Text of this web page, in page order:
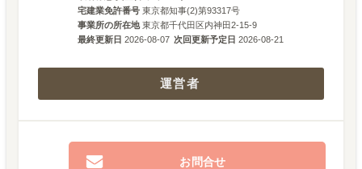
宅建業免許番号 東京都知事(2)第93317号
事業所の所在地 東京都千代田区内神田2-15-9
最終更新日 2026-08-07 次回更新予定日 2026-08-21
運営者
お問合せ